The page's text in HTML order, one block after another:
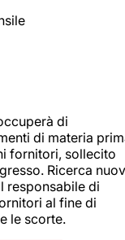
di
di materia
fornitori, sollecito
Ricerca
responsabile di
al fine di
le scorte.